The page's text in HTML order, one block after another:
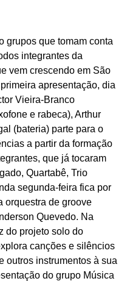
grupos que tomam conta
integrantes da
vem crescendo em São
apresentação, dia
Vieira-Branco
e rabeca), Arthur
(bateria) parte para o
a partir da formação
que já tocaram
Quartabê, Trio
segunda-feira fica por
orquestra de groove
Quevedo. Na
do projeto solo do
canções e silêncios
outros instrumentos à sua
do grupo Música